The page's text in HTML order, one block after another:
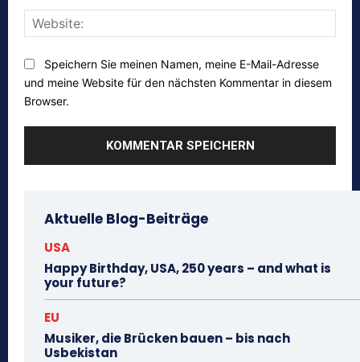
Speichern Sie meinen Namen, meine E-Mail-Adresse
und meine Website für den nächsten Kommentar in diesem
Browser.
Aktuelle Blog-Beiträge
USA
Happy Birthday, USA, 250 years – and what is
your future?
EU
Musiker, die Brücken bauen – bis nach
Usbekistan